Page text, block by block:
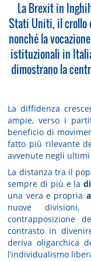
La Brexit in
Stati Uniti, il crollo
nonché la
istituzionali in
dimostrano la
La diffidenza
ampie, verso i
beneficio di
fatto più rilevante
avvenute negli
La distanza tra il
sempre di più e la
una vera e propria
nuove
contrapposizione
contrasto in
deriva oligarchica
l’individualismo